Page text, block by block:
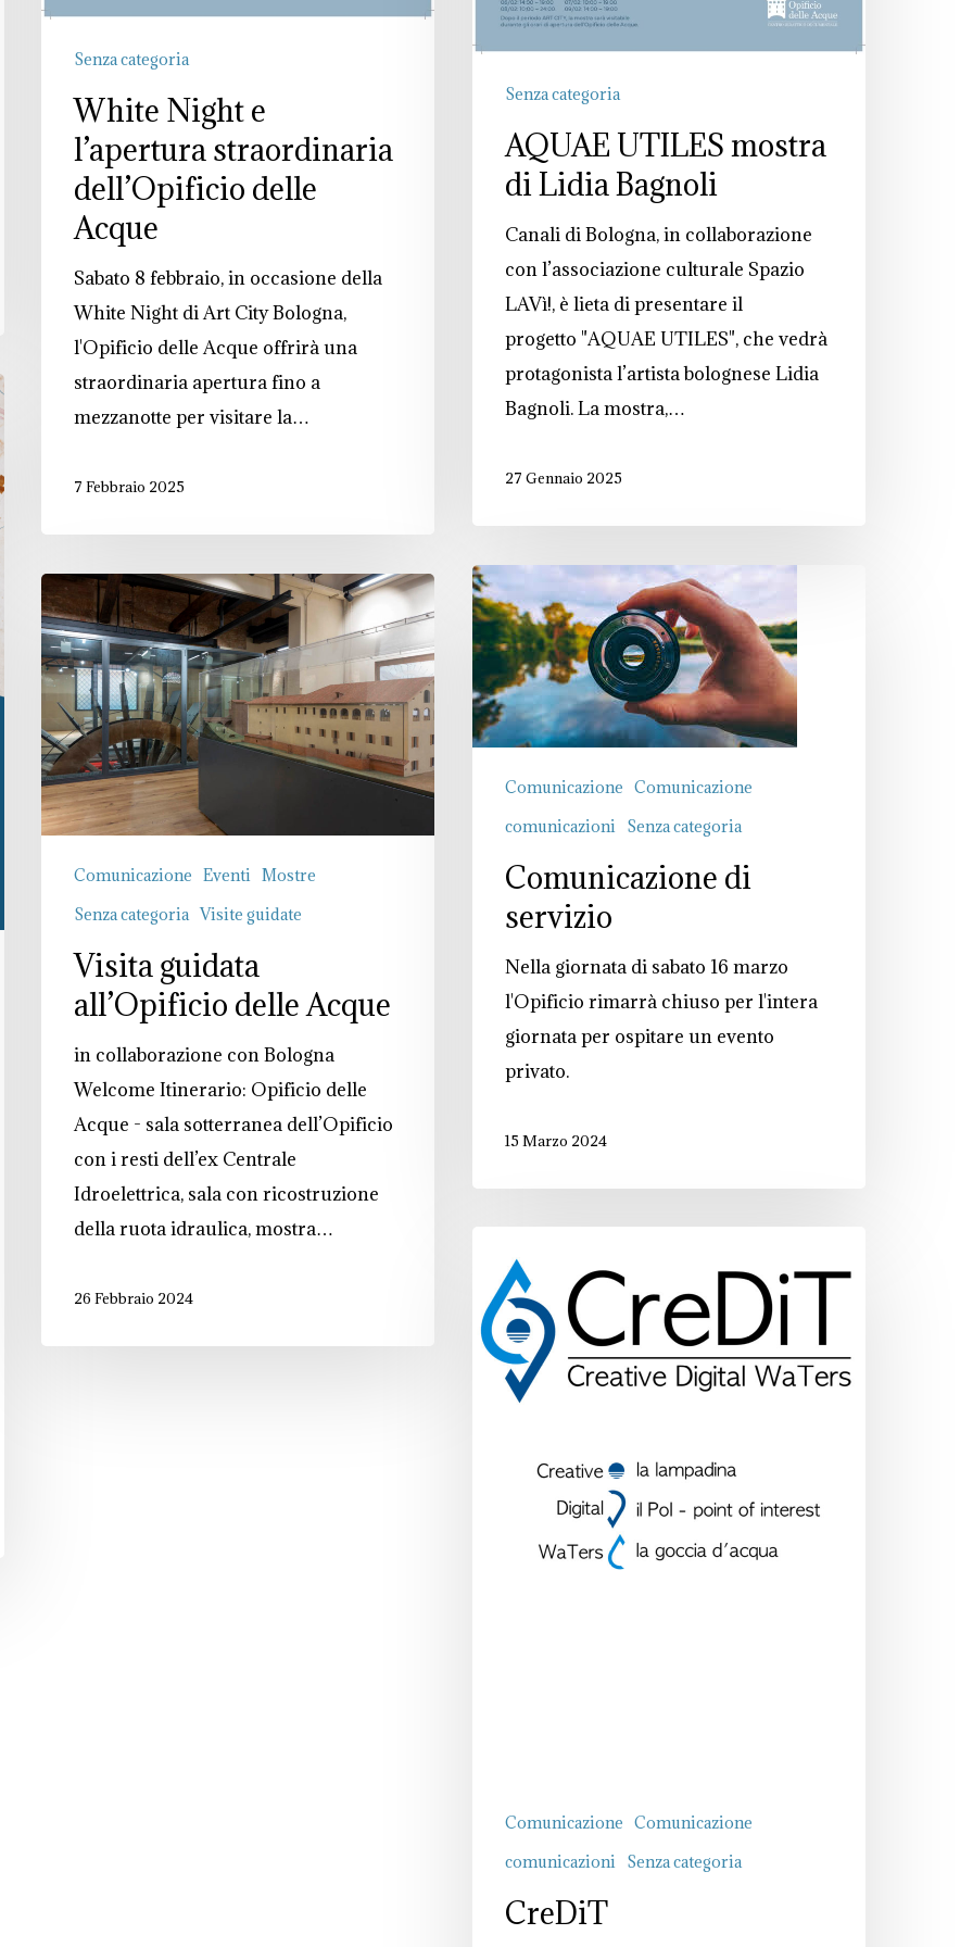
Senza categoria
White Night e
l’apertura straordinaria
dell’Opificio delle
Acque
Sabato 8 febbraio, in occasione della
White Night di Art City Bologna,
l'Opificio delle Acque offrirà una
straordinaria apertura fino a
mezzanotte per visitare la…
7 Febbraio 2025
Senza categoria
AQUAE UTILES mostra
di Lidia Bagnoli
Canali di Bologna, in collaborazione
con l’associazione culturale Spazio
LAVì!, è lieta di presentare il
progetto "AQUAE UTILES", che vedrà
protagonista l’artista bolognese Lidia
Bagnoli. La mostra,…
27 Gennaio 2025
Comunicazione
di
servizio
Comunicazione Comunicazione
comunicazioni Senza categoria
Comunicazione di
servizio
Nella giornata di sabato 16 marzo
l'Opificio rimarrà chiuso per l'intera
giornata per ospitare un evento
privato.
15 Marzo 2024
Visita
guidata
all’Opificio
delle
Acque
Comunicazione Eventi Mostre
Senza categoria Visite guidate
Visita guidata
all’Opificio delle Acque
in collaborazione con Bologna
Welcome Itinerario: Opificio delle
Acque - sala sotterranea dell’Opificio
con i resti dell’ex Centrale
Idroelettrica, sala con ricostruzione
della ruota idraulica, mostra…
26 Febbraio 2024
Comunicazione Comunicazione
comunicazioni Senza categoria
CreDiT